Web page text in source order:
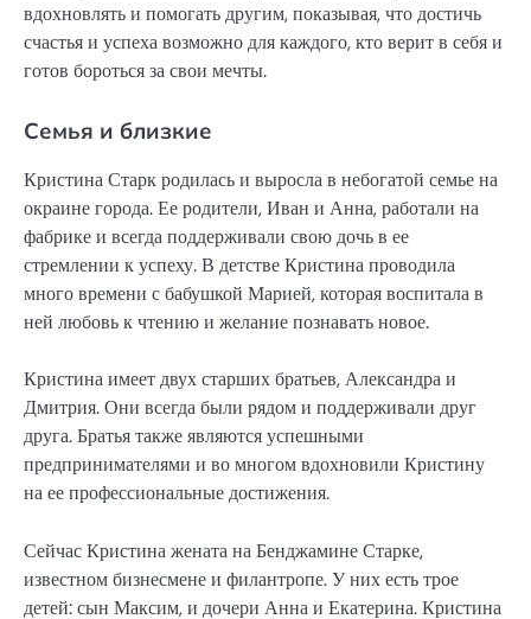
вдохновлять и помогать другим, показывая, что достичь
счастья и успеха возможно для каждого, кто верит в себя и
готов бороться за свои мечты.
Семья и близкие
Кристина Старк родилась и выросла в небогатой семье на
окраине города. Ее родители, Иван и Анна, работали на
фабрике и всегда поддерживали свою дочь в ее
стремлении к успеху. В детстве Кристина проводила
много времени с бабушкой Марией, которая воспитала в
ней любовь к чтению и желание познавать новое.
Кристина имеет двух старших братьев, Александра и
Дмитрия. Они всегда были рядом и поддерживали друг
друга. Братья также являются успешными
предпринимателями и во многом вдохновили Кристину
на ее профессиональные достижения.
Сейчас Кристина жената на Бенджамине Старке,
известном бизнесмене и филантропе. У них есть трое
детей: сын Максим, и дочери Анна и Екатерина. Кристина